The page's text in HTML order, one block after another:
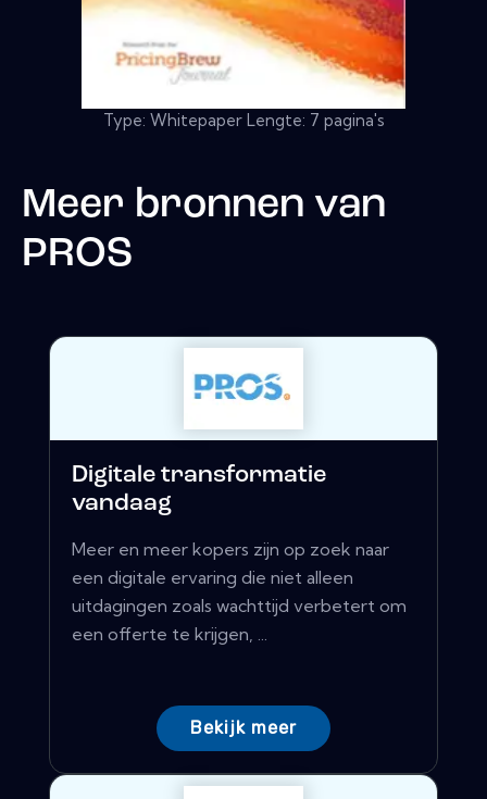
Type: Whitepaper Lengte: 7 pagina's
Meer bronnen van
PROS
Digitale transformatie
vandaag
Meer en meer kopers zijn op zoek naar
een digitale ervaring die niet alleen
uitdagingen zoals wachttijd verbetert om
een ​​offerte te krijgen, ...
Bekijk meer